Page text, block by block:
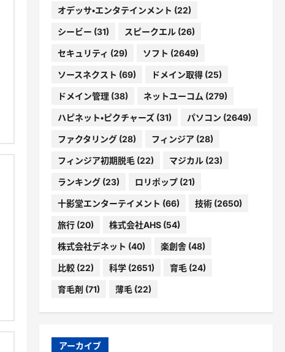
オデッサ・エンタテインメント (22)
シービー (31) スピークエル(26)
セキュリティ (29) ソフト (2649)
ソースネクスト (69) ドメイン取得(25)
ドメイン管理(38) ネットユーコム (279)
ハピネット・ピクチャーズ(31) パソコン (2649)
ファクタリング(28) フィンジア(28)
フィンジア初期脱毛(22) マジカル(23)
ランキング(23) ロリポップ(21)
十影堂エンターテイメント (66) 技術(2650)
旅行(20) 株式会社AHS(54)
株式会社デネット (40) 楽創舎(48)
比較(22) 科学(2651) 育毛(24)
育毛剤 (71) 薄毛(22)
アーカイブ